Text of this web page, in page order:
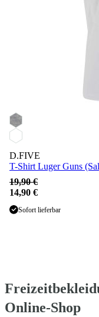
D.FIVE
T-Shirt Luger Guns
19,90 €
14,90 €
Sofort lieferbar
Online-Shop